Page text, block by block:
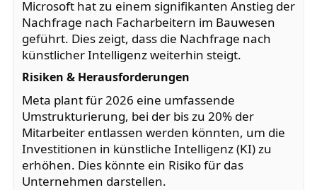
Microsoft hat zu einem signifikanten Anstieg der
Nachfrage nach Facharbeitern im Bauwesen
geführt. Dies zeigt, dass die Nachfrage nach
künstlicher Intelligenz weiterhin steigt.
Risiken & Herausforderungen
Meta plant für 2026 eine umfassende
Umstrukturierung, bei der bis zu 20% der
Mitarbeiter entlassen werden könnten, um die
Investitionen in künstliche Intelligenz (KI) zu
erhöhen. Dies könnte ein Risiko für das
Unternehmen darstellen.